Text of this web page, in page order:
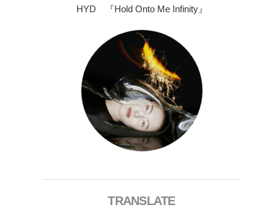
HYD 『Hold Onto Me Infinity』
TRANSLATE